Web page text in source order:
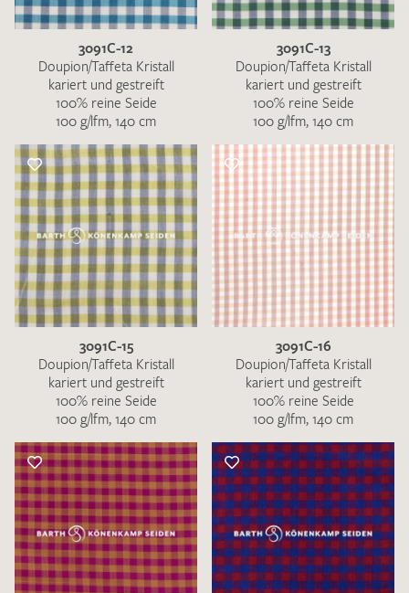
3091C-12
Doupion/Taffeta Kristall
kariert und gestreift
100% reine Seide
100 g/lfm, 140 cm
3091C-13
Doupion/Taffeta Kristall
kariert und gestreift
100% reine Seide
100 g/lfm, 140 cm
3091C-15
Doupion/Taffeta Kristall
kariert und gestreift
100% reine Seide
100 g/lfm, 140 cm
3091C-16
Doupion/Taffeta Kristall
kariert und gestreift
100% reine Seide
100 g/lfm, 140 cm